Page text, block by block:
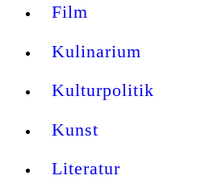
Film
Kulinarium
Kulturpolitik
Kunst
Literatur